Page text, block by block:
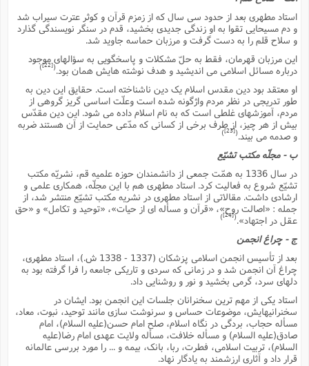
استاد مطهرى بعد از حدود سى سال که از زمزم قرآن و کوثر عترت سیراب شد
و دم مسیحایى تقوا به او زندگى جدیدى بخشید، قدم در سنگر نویسندگى گذارد
و سلاح قلم را به دست گرفت و مرزبان حماسه جاوید شد.
این مرزبان قهرمان، فقط به حلّ مشکلات و پاسخگویى به سؤالهاى موجود
درباره مسائل اسلامى مى اندیشید و هدف نوشته هایش همان بود.(
[22]
)
او معتقد بود دین مقدس اسلام یک دین ناشناخته است. حقایق این دین به
طور تدریجى در نظر مردم واژگونه شده است وعلّت اساسى گریز گروهى از
مردم، آموزشهاى غلطى است که به نام اسلام داده مى شود. این دین مقدّس
بیش از هر چیز، از طرف برخى از کسانى که مدّعى حمایت از آن هستند ضربه
و صدمه مى بیند. [23]
)
ب - مجلّه مکتب تشیّع
در سال 1336 به همّت جمعى از دانشمندان حوزه علمیه قم، نشریّه مکتب
تشیّع شروع به فعالیت کرد. استاد مطهرى هم با این مجلّه، همکارى علمى و
ارشادى داشت. مقالاتى از استاد مطهرى در نشریه مکتب تشیّع منتشر شد، از
جمله : «اصالت روح»، «قرآن و مسأله اى از حیات»، «توحید و تکامل» و «حق
عقل در اجتهاد».(
[24]
)
ج - چراغ انجمن
بعد از تأسیس انجمن اسلامى پزشکان (1337 - 1338 ش.)، استاد مطهرى،
چراغ آن انجمن شد و در زمانى که سردى و تاریکى جامعه را فرا گرفته بود به
دلهاى سرد، گرمى بخشید و نور و روشنایى داد.
استاد یکى از مهم ترین سخنرانان جلسات این انجمن بود. ایشان در
سخنرانیهایش، موضوعات حساس و سرنوشت سازى مانند توحید، نبوت، معاد،
مسأله حجاب، بردگى در نگاه اسلام، صلح امام حسن(علیه السلام)، امام
صادق(علیه السلام) و مسأله خلافت، مسأله ولایت عهدى امام رضا(علیه
السلام)، تربیت اسلامى، فطرت، ربا، بانک، بیمه و ... را مورد بررسى عالمانه
قرار داد و آثارى ارزشمند به یادگار نهاد.